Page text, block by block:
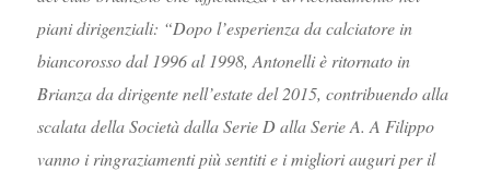
piani dirigenziali: “Dopo l’esperienza da calciatore in
biancorosso dal 1996 al 1998, Antonelli è ritornato in
Brianza da dirigente nell’estate del 2015, contribuendo alla
scalata della Società dalla Serie D alla Serie A. A Filippo
vanno i ringraziamenti più sentiti e i migliori auguri per il